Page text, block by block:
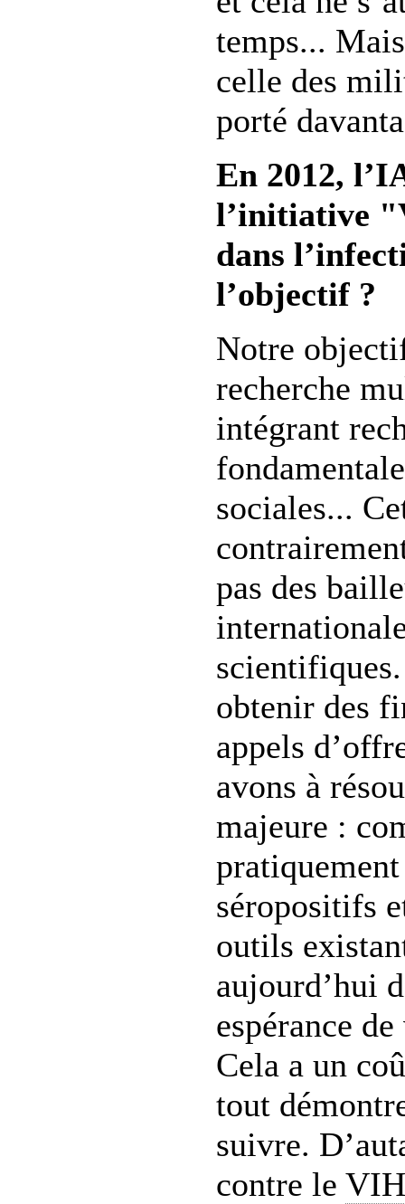
temps...
celle des
porté
En 2012,
l’initiative
dans
l’objectif ?
Notre
recherche
intégrant
sociales...
pas des
obtenir des
appels
avons à
majeure :
séropositifs
outils
aujourd’hui
espérance
Cela a un
tout
suivre.
contre le VIH